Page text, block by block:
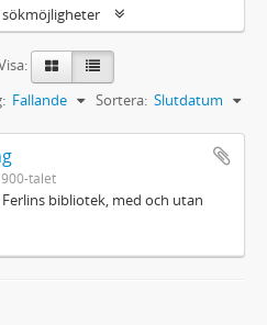
Sortera: Slutdatum
Fallande
talet
bibliotek, med och utan